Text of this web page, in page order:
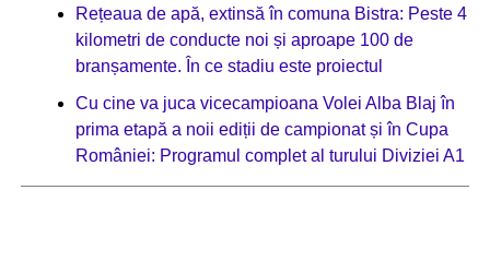
Rețeaua de apă, extinsă în comuna Bistra: Peste 4
kilometri de conducte noi și aproape 100 de
branșamente. În ce stadiu este proiectul
Cu cine va juca vicecampioana Volei Alba Blaj în
prima etapă a noii ediții de campionat și în Cupa
României: Programul complet al turului Diviziei A1